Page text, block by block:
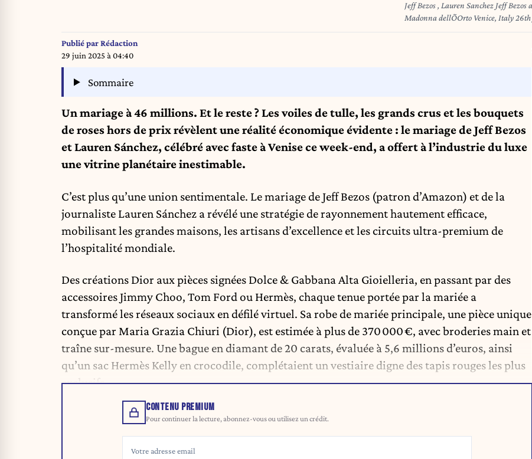
Jeff Bezos , Lauren Sanchez Jeff Bezos and Lauren Sˆnchez Wedding Arrivals at Campo della
Publié parRédaction
29 juin 2025 à 04:40
Sommaire
Un mariage à 46 millions. Et le reste ? Les voiles de tulle, les grands crus et les bouquets
de roses hors de prix révèlent une réalité économique évidente : le mariage de Jeff Bezos
et Lauren Sánchez, célébré avec faste à Venise ce week-end, a offert à l’industrie du luxe
une vitrine planétaire inestimable.
C’est plus qu’une union sentimentale. Le mariage de Jeff Bezos (patron d’Amazon) et de la
journaliste Lauren Sánchez a révélé une stratégie de rayonnement hautement efficace,
mobilisant les grandes maisons, les artisans d’excellence et les circuits ultra-premium de
l’hospitalité mondiale.
Des créations Dior aux pièces signées Dolce & Gabbana Alta Gioielleria, en passant par des
accessoires Jimmy Choo, Tom Ford ou Hermès, chaque tenue portée par la mariée a
transformé les réseaux sociaux en défilé virtuel. Sa robe de mariée principale, une pièce unique
conçue par Maria Grazia Chiuri (Dior), est estimée à plus de 370 000 €, avec broderies main et
traîne sur-mesure. Une bague en diamant de 20 carats, évaluée à 5,6 millions d’euros, ainsi
qu’un sac Hermès Kelly en crocodile, complétaient un vestiaire digne des tapis rouges les plus
exclusifs.
CONTENU PREMIUM
Pour continuer la lecture, abonnez-vous ou utilisez un crédit.